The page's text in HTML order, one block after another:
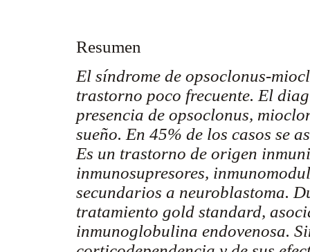
Resumen
El síndrome de opsoclonus-
trastorno poco frecuente. El
presencia de opsoclonus,
sueño. En 45% de los casos se
Es un trastorno de origen
inmunosupresores,
secundarios a neuroblastoma.
tratamiento gold standard,
inmunoglobulina endovenosa.